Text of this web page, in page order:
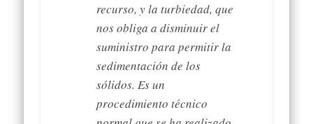
recurso, y la turbiedad, que
nos obliga a disminuir el
suministro para permitir la
sedimentación de los
sólidos. Es un
procedimiento técnico